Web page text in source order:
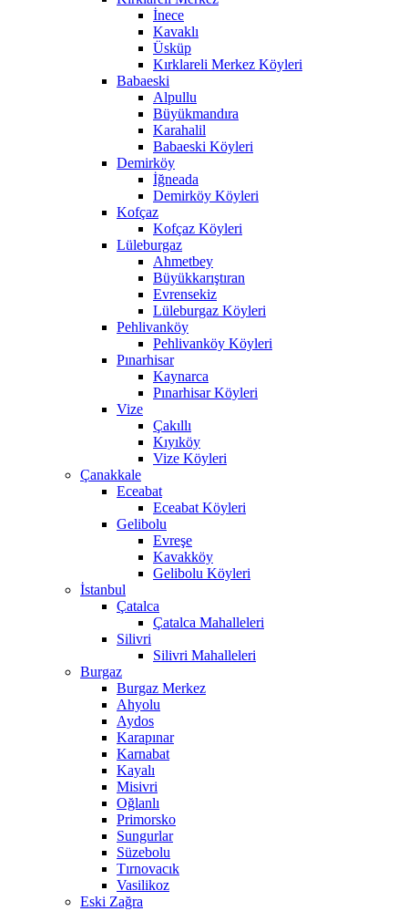
İnece
Kavaklı
Üsküp
Kırklareli Merkez Köyleri
Babaeski
Alpullu
Büyükmandıra
Karahalil
Babaeski Köyleri
Demirköy
İğneada
Demirköy Köyleri
Kofçaz
Kofçaz Köyleri
Lüleburgaz
Ahmetbey
Büyükkarıştıran
Evrensekiz
Lüleburgaz Köyleri
Pehlivanköy
Pehlivanköy Köyleri
Pınarhisar
Kaynarca
Pınarhisar Köyleri
Vize
Çakıllı
Kıyıköy
Vize Köyleri
Çanakkale
Eceabat
Eceabat Köyleri
Gelibolu
Evreşe
Kavakköy
Gelibolu Köyleri
İstanbul
Çatalca
Çatalca Mahalleleri
Silivri
Silivri Mahalleleri
Burgaz
Burgaz Merkez
Ahyolu
Aydos
Karapınar
Karnabat
Kayalı
Misivri
Oğlanlı
Primorsko
Sungurlar
Süzebolu
Tırnovacık
Vasilikoz
Eski Zağra